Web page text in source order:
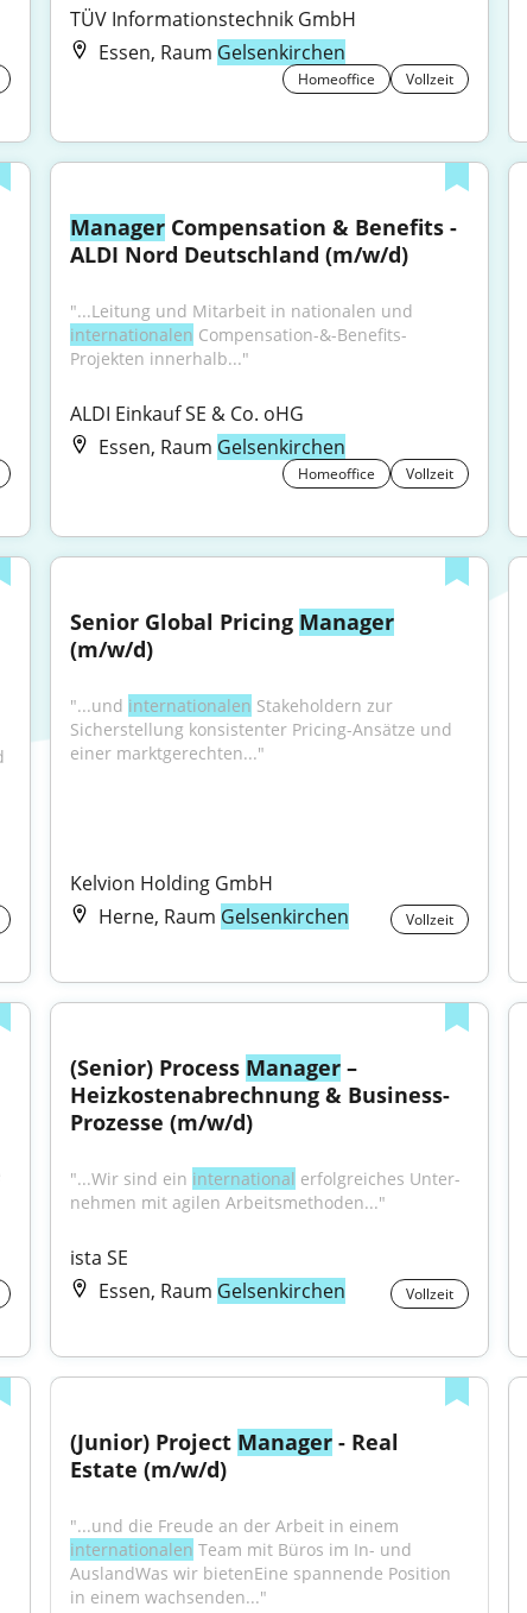
TÜV Informationstechnik GmbH
Essen, Raum Gelsenkirchen
Homeoffice Vollzeit
Manager Compensation & Benefits -
ALDI Nord Deutschland (m/w/d)
internationalen Compensation-&-Benefits-
Projekten innerhalb..."
ALDI Einkauf SE & Co. oHG
Essen, Raum Gelsenkirchen
Homeoffice Vollzeit
Senior Global Pricing Manager
(m/w/d)
"...und internationalen Stakeholdern zur
Sicherstellung konsistenter Pricing-Ansätze und
einer marktgerechten..."
Kelvion Holding GmbH
Herne, Raum Gelsenkirchen Vollzeit
(Senior) Process Manager –
Heizkostenabrechnung & Business-
Prozesse (m/w/d)
"...Wir sind ein inter­na­ti­o­nal erfolg­rei­ches Unter­
neh­men mit agilen Arbeits­me­tho­den..."
ista SE
Essen, Raum Gelsenkirchen Vollzeit
(Junior) Project Manager - Real
Estate (m/w/d)
internationalen Team mit Büros im In- und
AuslandWas wir bietenEine spannende Position
in einem wachsenden..."